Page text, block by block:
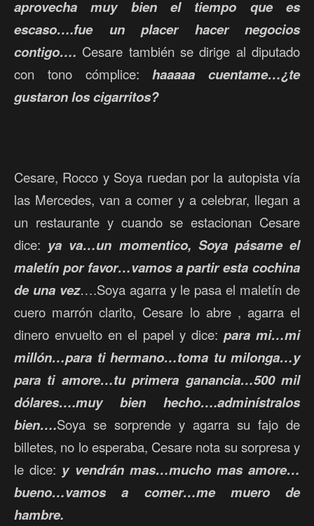
aprovecha muy bien el tiempo que es
escaso….fue un placer hacer negocios
contigo…. Cesare también se dirige al diputado
con tono cómplice: haaaaa cuentame…¿te
gustaron los cigarritos?
Cesare, Rocco y Soya ruedan por la autopista vía
las Mercedes, van a comer y a celebrar, llegan a
un restaurante y cuando se estacionan Cesare
dice: ya va…un momentico, Soya pásame el
maletín por favor…vamos a partir esta cochina
de una vez….Soya agarra y le pasa el maletín de
cuero marrón clarito, Cesare lo abre , agarra el
dinero envuelto en el papel y dice: para mi…mi
millón…para ti hermano…toma tu milonga…y
para ti amore…tu primera ganancia…500 mil
dólares….muy bien hecho….adminístralos
bien….Soya se sorprende y agarra su fajo de
billetes, no lo esperaba, Cesare nota su sorpresa y
le dice: y vendrán mas…mucho mas amore…
bueno…vamos a comer…me muero de
hambre.